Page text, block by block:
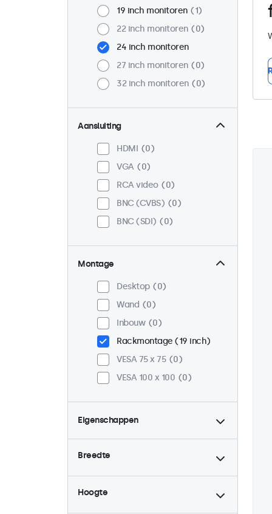
19 inch monitoren
1
22 inch monitoren
0
24 inch monitoren
27 inch monitoren
0
32 inch monitoren
0
Aansluiting
HDMI
0
VGA
0
RCA video
0
BNC (CVBS)
0
BNC (SDI)
0
Montage
Desktop
0
Wand
0
Inbouw
0
Rackmontage (19 inch)
VESA 75 x 75
0
VESA 100 x 100
0
Eigenschappen
4:3 / 5:4
0
Dimbaar
0
Continu gebruik (24/7)
0
Breedte
Hoogte